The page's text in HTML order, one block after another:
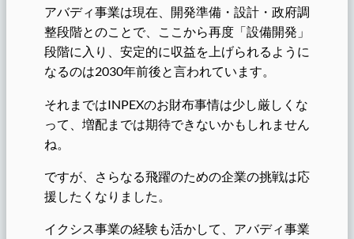
アバディ事業は現在、開発準備・設計・政府調
整段階とのことで、ここから再度「設備開発」
段階に入り、安定的に収益を上げられるように
なるのは2030年前後と言われています。
それまではINPEXのお財布事情は少し厳しくな
って、増配までは期待できないかもしれません
ね。
ですが、さらなる飛躍のための企業の挑戦は応
援したくなりました。
イクシス事業の経験も活かして、アバディ事業